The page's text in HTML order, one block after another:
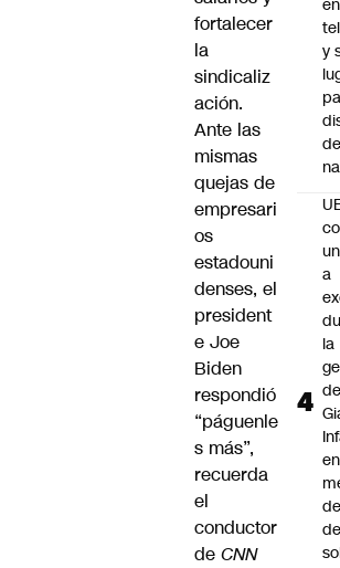
fortalecer
la
sindicaliz
ación.
Ante las
mismas
quejas de
empresari
os
estadouni
denses, el
president
e Joe
Biden
respondió
“páguenle
s más”,
recuerda
el
conductor
de CNN
en
y
a
la
en